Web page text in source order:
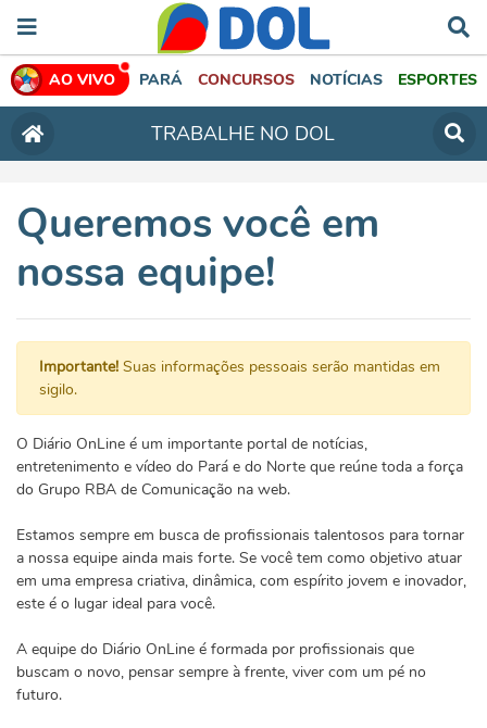
AO VIVO PARÁ CONCURSOS NOTÍCIAS ESPORTES
TRABALHE NO DOL
Queremos você em
nossa equipe!
Importante! Suas informações pessoais serão mantidas em
sigilo.
O Diário OnLine é um importante portal de notícias,
entretenimento e vídeo do Pará e do Norte que reúne toda a força
do Grupo RBA de Comunicação na web.
Estamos sempre em busca de profissionais talentosos para tornar
a nossa equipe ainda mais forte. Se você tem como objetivo atuar
em uma empresa criativa, dinâmica, com espírito jovem e inovador,
este é o lugar ideal para você.
A equipe do Diário OnLine é formada por profissionais que
buscam o novo, pensar sempre à frente, viver com um pé no
futuro.